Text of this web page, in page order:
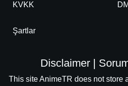
KVKK
Şartlar
Disclaimer |
This site AnimeTR does not store